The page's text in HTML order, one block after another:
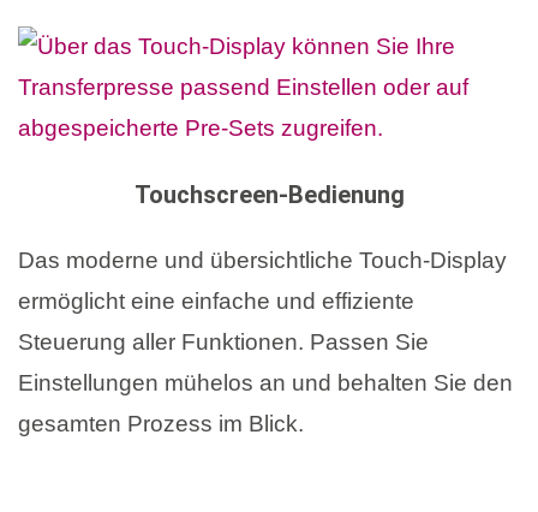
Touchscreen-Bedienung
Das moderne und übersichtliche Touch-Display
ermöglicht eine einfache und effiziente
Steuerung aller Funktionen. Passen Sie
Einstellungen mühelos an und behalten Sie den
gesamten Prozess im Blick.